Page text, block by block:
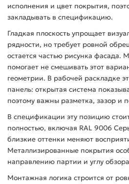
исполнения и цвет покрытия,
закладывать в спецификацию.
Гладкая плоскость упрощает
рядности, но требует ровной
остается частью рисунка фасада.
помогает не смешивать этот
геометрии. В рабочей раскладке
панель: открытая система
поэтому важны разметка, зазор и
В спецификации эту позицию
полностью, включая RAL 9006
близкие оттенки меняют
Металлизированные покрытия
направлению партии и углу
Монтажная логика строится от